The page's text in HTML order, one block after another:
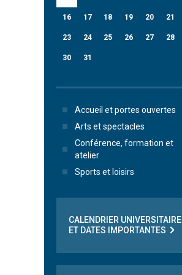
16 17 18 19 20 21
23 24 25 26 27 28
30 31
Accueil et portes ouvertes
Arts et spectacles
Conférence, formation et
atelier
Sports et loisirs
CALENDRIER UNIVERSITAIRE
ET DATES IMPORTANTES